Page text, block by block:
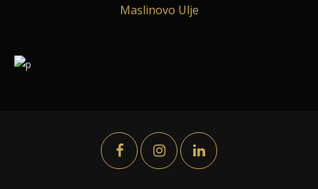
Maslinovo Ulje